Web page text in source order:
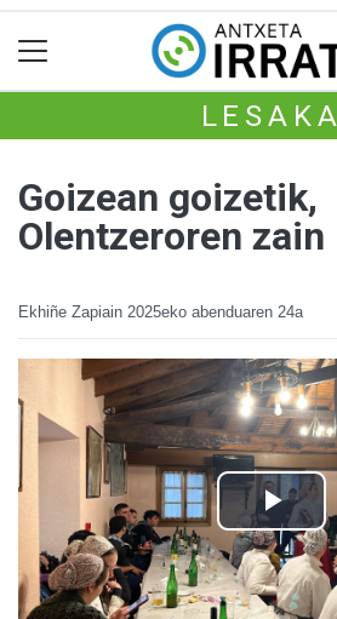
LESAKA
Goizean goizetik,
Olentzeroren zain
Ekhiñe Zapiain 2025eko abenduaren 24a